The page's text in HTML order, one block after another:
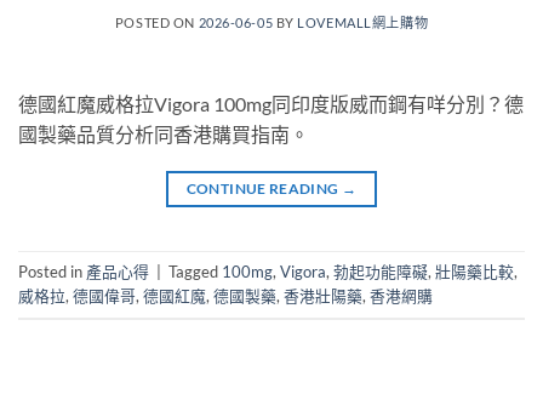
POSTED ON 2026-06-05 BY LOVEMALL網上購物
德國紅魔威格拉Vigora 100mg同印度版威而鋼有咩分別？德
國製藥品質分析同香港購買指南。
CONTINUE READING →
Posted in 產品心得 Tagged 100mg, Vigora, 勃起功能障礙, 壯陽藥比較,
威格拉, 德國偉哥, 德國紅魔, 德國製藥, 香港壯陽藥, 香港網購